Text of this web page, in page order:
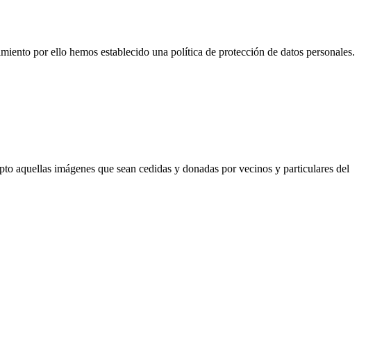
por ello hemos establecido una política de protección de datos personales.
aquellas imágenes que sean cedidas y donadas por vecinos y particulares del